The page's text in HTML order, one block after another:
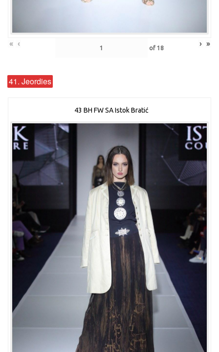
« ‹ of 18 › »
41. Jeordies
43 BH FW SA Istok Bratić